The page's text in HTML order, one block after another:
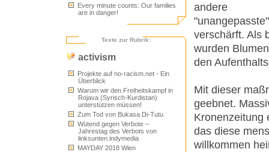
Every minute counts: Our families
are in danger!
Texte zur Rubrik:
activism
Projekte auf no-racism.net - Ein
Überblick
Warum wir den Freiheitskampf in
Rojava (Syrisch-Kurdistan)
unterstützen müssen!
Zum Tod von Bukasa Di-Tutu
Wütend gegen Verbote –
Jahrestag des Verbots von
linksunten.indymedia
MAYDAY 2018 Wien
andere
verschärft. Als
wurden
den
Mit dieser
geebnet.
Kronenzeitung
das diese
willkommen